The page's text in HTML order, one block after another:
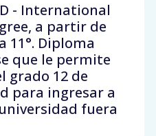
- International
a partir de
11°. Diploma
que le permite
grado 12 de
para ingresar a
fuera